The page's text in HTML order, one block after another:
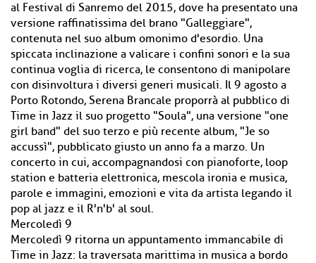
al Festival di Sanremo del 2015, dove ha presentato una
versione raffinatissima del brano "Galleggiare",
contenuta nel suo album omonimo d'esordio. Una
spiccata inclinazione a valicare i confini sonori e la sua
continua voglia di ricerca, le consentono di manipolare
con disinvoltura i diversi generi musicali. Il 9 agosto a
Porto Rotondo, Serena Brancale proporrà al pubblico di
Time in Jazz il suo progetto "Soula", una versione "one
girl band" del suo terzo e più recente album, "Je so
accussì", pubblicato giusto un anno fa a marzo. Un
concerto in cui, accompagnandosi con pianoforte, loop
station e batteria elettronica, mescola ironia e musica,
parole e immagini, emozioni e vita da artista legando il
pop al jazz e il R'n'b' al soul.
Mercoledì 9
Mercoledì 9 ritorna un appuntamento immancabile di
Time in Jazz: la traversata marittima in musica a bordo